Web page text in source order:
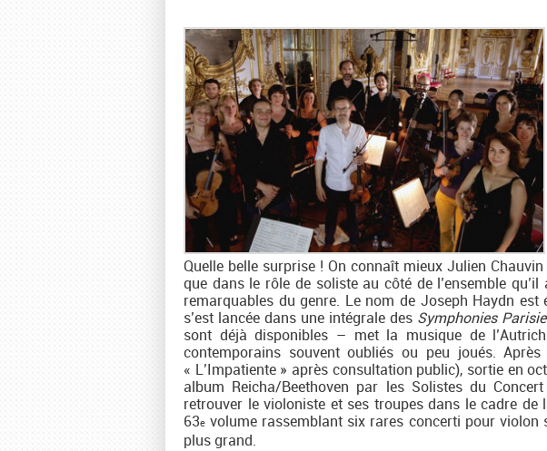
Quelle belle surprise ! On connaît mieux Julien Chauvin
que dans le rôle de soliste au côté de l’ensemble
remarquables du genre. Le nom de Joseph Haydn
s’est lancée dans une intégrale des Symphonies
sont déjà disponibles – met la musique de
contemporains souvent oubliés ou peu joués. Après
« L’Impatiente » après consultation public), sortie en
album Reicha/Beethoven par les Solistes du
retrouver le violoniste et ses troupes dans le cadre
63e volume rassemblant six rares concerti pour violon
plus grand.